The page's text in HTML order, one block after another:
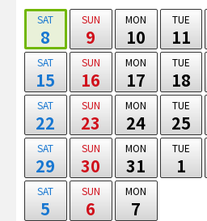
SAT
8
SUN
9
MON
10
TUE
11
SAT
15
SUN
16
MON
17
TUE
18
SAT
22
SUN
23
MON
24
TUE
25
SAT
29
SUN
30
MON
31
TUE
1
SAT
5
SUN
6
MON
7